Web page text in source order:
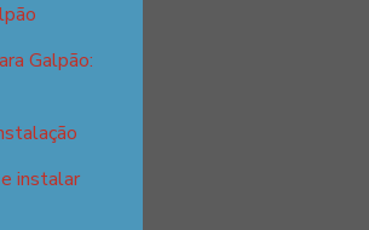
Galpão:
instalar